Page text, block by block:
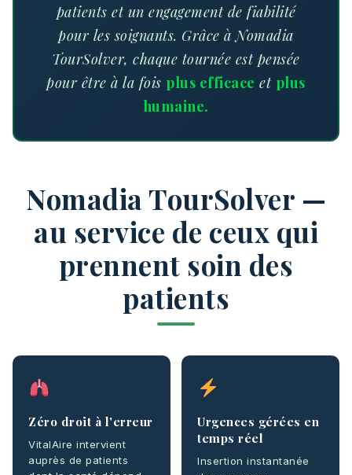
patients et un engagement de fiabilité
pour les soignants. Grâce à Nomadia
TourSolver, chaque tournée est pensée
pour être à la fois plus efficace et plus
humaine.
Nomadia TourSolver —
au service de ceux qui
prennent soin des
patients
Zéro droit à l'erreur
VitalAire intervient
auprès de patients
Urgences gérées en
temps réel
Insertion instantanée